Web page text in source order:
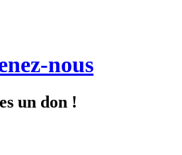
nous
un don !